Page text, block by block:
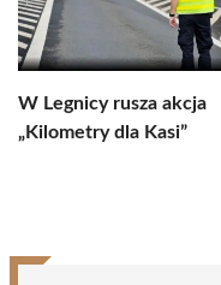
W Legnicy rusza akcja
„Kilometry dla Kasi”